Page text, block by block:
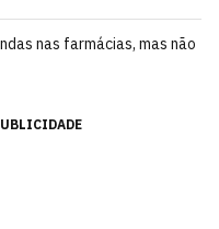
nas farmácias, mas não